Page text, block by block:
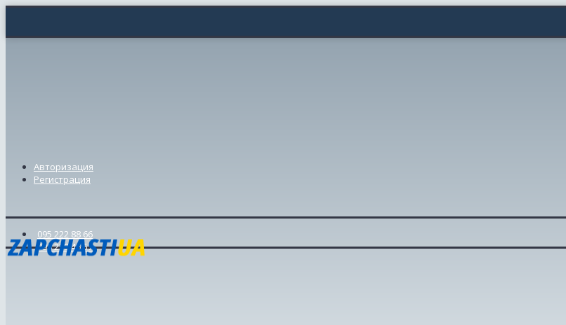
Авторизация
Регистрация
095 222 88 66
098 239 46 57